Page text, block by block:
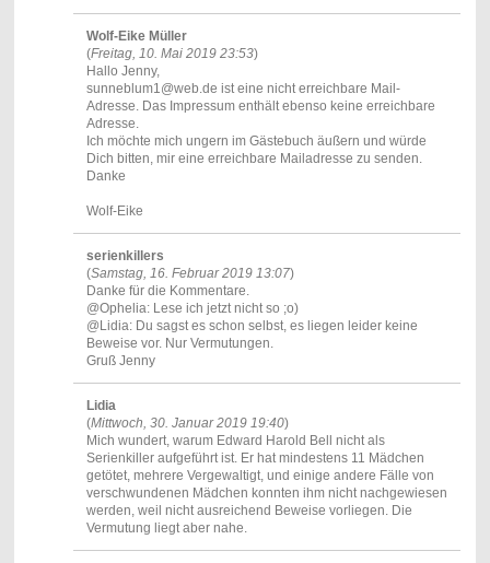
Wolf-Eike Müller
(Freitag, 10. Mai 2019 23:53)
Hallo Jenny,
sunneblum1@web.de ist eine nicht erreichbare Mail-
Adresse. Das Impressum enthält ebenso keine erreichbare
Adresse.
Ich möchte mich ungern im Gästebuch äußern und würde
Dich bitten, mir eine erreichbare Mailadresse zu senden.
Danke
Wolf-Eike
serienkillers
(Samstag, 16. Februar 2019 13:07)
Danke für die Kommentare.
@Ophelia: Lese ich jetzt nicht so ;o)
@Lidia: Du sagst es schon selbst, es liegen leider keine
Beweise vor. Nur Vermutungen.
Gruß Jenny
Lidia
(Mittwoch, 30. Januar 2019 19:40)
Mich wundert, warum Edward Harold Bell nicht als
Serienkiller aufgeführt ist. Er hat mindestens 11 Mädchen
getötet, mehrere Vergewaltigt, und einige andere Fälle von
verschwundenen Mädchen konnten ihm nicht nachgewiesen
werden, weil nicht ausreichend Beweise vorliegen. Die
Vermutung liegt aber nahe.